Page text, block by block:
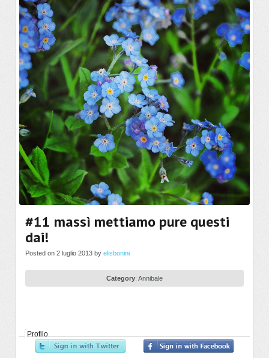
#11 massì mettiamo pure questi
dai!
Posted on 2 luglio 2013 by elisbonini
Category: Annibale
Profilo